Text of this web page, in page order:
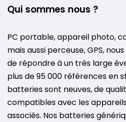
Qui sommes nous ?
PC portable, appareil photo,
mais aussi perceuse, GPS,
de répondre à un très large
plus de 95 000 références en
batteries sont neuves, de
compatibles avec les
associés. Nos batteries